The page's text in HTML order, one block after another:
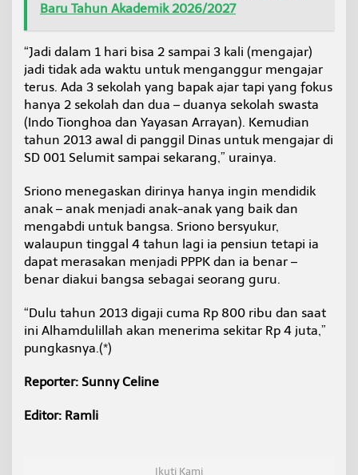
Baru Tahun Akademik 2026/2027
“Jadi dalam 1 hari bisa 2 sampai 3 kali (mengajar)
jadi tidak ada waktu untuk menganggur mengajar
terus. Ada 3 sekolah yang bapak ajar tapi yang fokus
hanya 2 sekolah dan dua – duanya sekolah swasta
(Indo Tionghoa dan Yayasan Arrayan). Kemudian
tahun 2013 awal di panggil Dinas untuk mengajar di
SD 001 Selumit sampai sekarang,” urainya.
Sriono menegaskan dirinya hanya ingin mendidik
anak – anak menjadi anak-anak yang baik dan
mengabdi untuk bangsa. Sriono bersyukur,
walaupun tinggal 4 tahun lagi ia pensiun tetapi ia
dapat merasakan menjadi PPPK dan ia benar –
benar diakui bangsa sebagai seorang guru.
“Dulu tahun 2013 digaji cuma Rp 800 ribu dan saat
ini Alhamdulillah akan menerima sekitar Rp 4 juta,”
pungkasnya.(*)
Reporter: Sunny Celine
Editor: Ramli
Ikuti Kami